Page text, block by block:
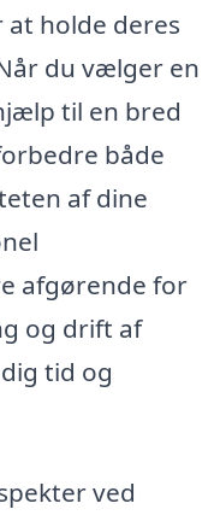
holde deres
du vælger en
til en bred
både
af dine
afgørende for
og drift af
tid og
ved